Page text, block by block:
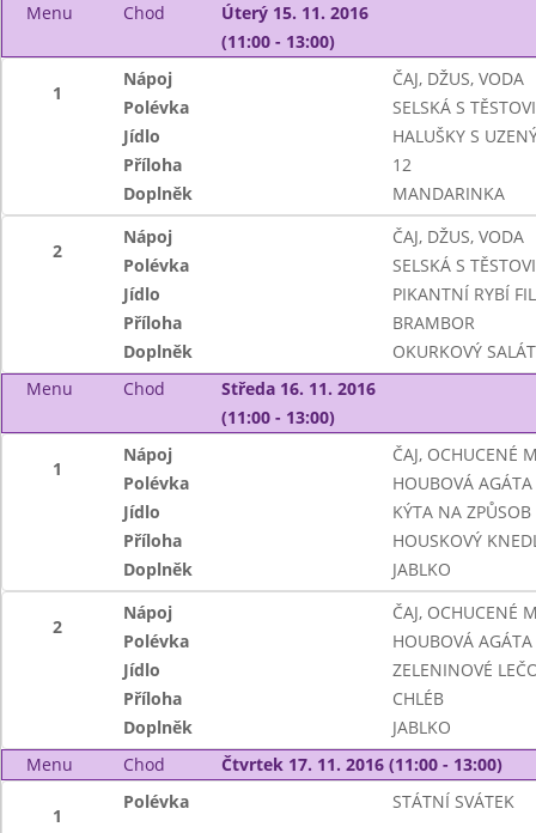
Menu
Chod
Úterý 15. 11. 2016
(11:00 - 13:00)
1
Nápoj
ČAJ, DŽUS, VODA
Polévka
SELSKÁ S
Jídlo
HALUŠKY S
Příloha
12
Doplněk
MANDARINKA
2
Nápoj
ČAJ, DŽUS, VODA
Polévka
SELSKÁ S
Jídlo
PIKANTNÍ RYBÍ
Příloha
BRAMBOR
Doplněk
OKURKOVÝ SALÁT
Menu
Chod
Středa 16. 11. 2016
(11:00 - 13:00)
1
Nápoj
ČAJ, OCHUCENÉ
Polévka
HOUBOVÁ AGÁTA
Jídlo
KÝTA NA ZPŮSOB
Příloha
HOUSKOVÝ
Doplněk
JABLKO
2
Nápoj
ČAJ, OCHUCENÉ
Polévka
HOUBOVÁ AGÁTA
Jídlo
ZELENINOVÉ
Příloha
CHLÉB
Doplněk
JABLKO
Menu
Chod Čtvrtek 17. 11. 2016 (11:00 - 13:00)
1
Polévka STÁTNÍ SVÁTEK